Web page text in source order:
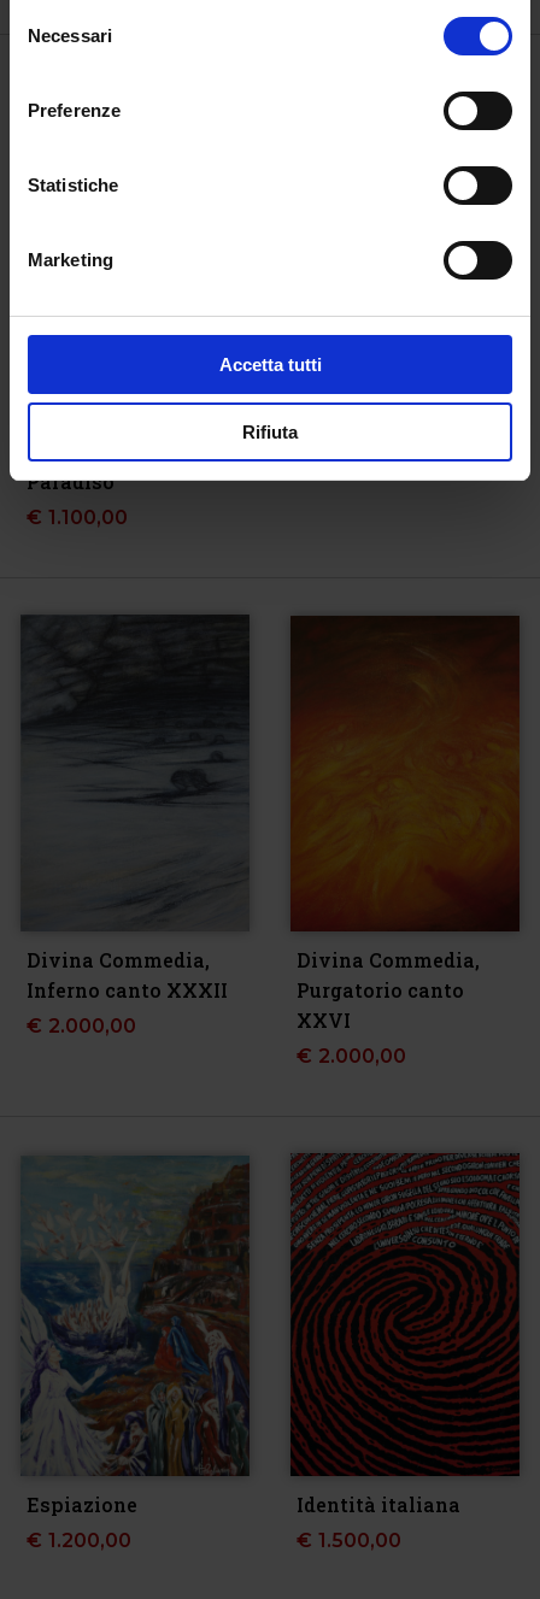
delNecessari
Preferenze
Statistiche
Marketing
Accetta tutti
Rifiuta
Paradiso
€ 1.100,00
€ 2.400,00
Divina Commedia,
Inferno canto XXXII
€ 2.000,00
Divina Commedia,
Purgatorio canto
XXVI
€ 2.000,00
Espiazione
€ 1.200,00
Identità italiana
€ 1.500,00